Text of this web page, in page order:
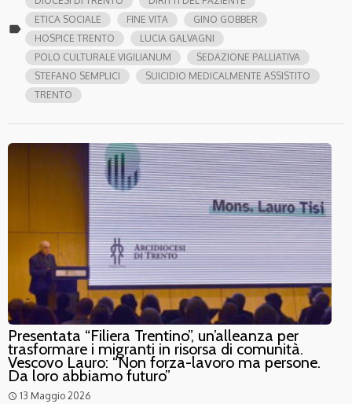
label
ETICA SOCIALE
FINE VITA
GINO GOBBER
HOSPICE TRENTO
LUCIA GALVAGNI
POLO CULTURALE VIGILIANUM
SEDAZIONE PALLIATIVA
STEFANO SEMPLICI
SUICIDIO MEDICALMENTE ASSISTITO
TRENTO
Presentata “Filiera Trentino”, un’alleanza per
trasformare i migranti in risorsa di comunità.
Vescovo Lauro: “Non forza-lavoro ma persone.
Da loro abbiamo futuro”
access_time 13 Maggio 2026